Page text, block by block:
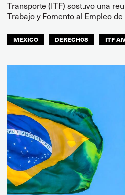
Transporte (ITF) sostuvo una
Trabajo y Fomento al Empleo de
MEXICO DERECHOS ITF